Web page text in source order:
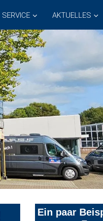
SERVICE AKTUELLES
Ein paar